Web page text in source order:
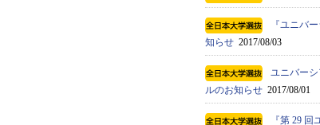
『ユニバ
知らせ 2017/08/03
ユニバー
ルのお知らせ 2017/08/01
『第 29